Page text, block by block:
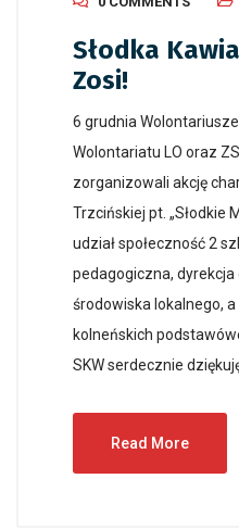
Słodka
Zosi!
6 grudnia
Wolontariatu LO oraz
zorganizowali akcję
Trzcińskiej pt. „Słodkie
udział społeczność 2
pedagogiczna, dyrekcja
środowiska lokalnego,
kolneńskich
SKW serdecznie
Read More